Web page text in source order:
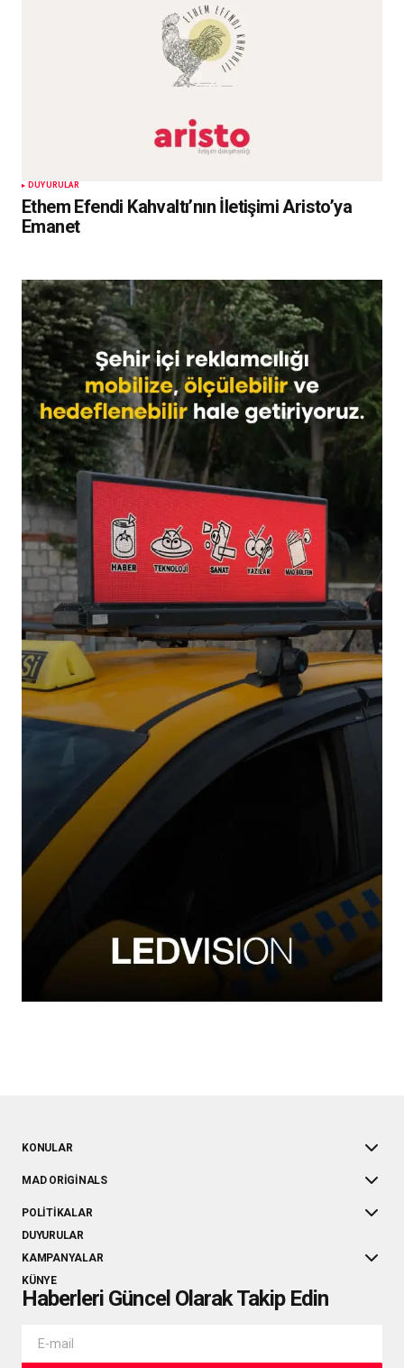
DUYURULAR
Ethem Efendi Kahvaltı’nın İletişimi Aristo’ya
Emanet
KONULAR
MAD ORIGINALS
POLITIKALAR
DUYURULAR
KAMPANYALAR
KÜNYE
Haberleri Güncel Olarak Takip Edin